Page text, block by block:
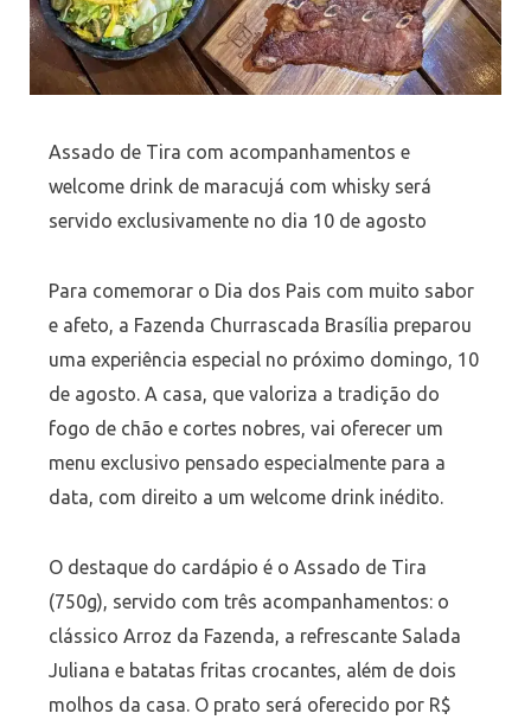
Assado de Tira com acompanhamentos e
welcome drink de maracujá com whisky será
servido exclusivamente no dia 10 de agosto
Para comemorar o Dia dos Pais com muito sabor
e afeto, a Fazenda Churrascada Brasília preparou
uma experiência especial no próximo domingo, 10
de agosto. A casa, que valoriza a tradição do
fogo de chão e cortes nobres, vai oferecer um
menu exclusivo pensado especialmente para a
data, com direito a um welcome drink inédito.
O destaque do cardápio é o Assado de Tira
(750g), servido com três acompanhamentos: o
clássico Arroz da Fazenda, a refrescante Salada
Juliana e batatas fritas crocantes, além de dois
molhos da casa. O prato será oferecido por R$